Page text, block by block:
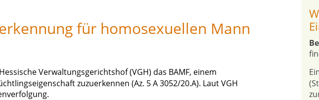
für homosexuellen Mann
Verwaltungsgerichtshof (VGH) das BAMF, einem
zuzuerkennen (Az. 5 A 3052/20.A). Laut VGH